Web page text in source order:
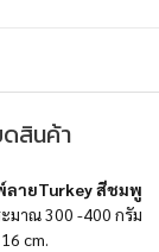
ดสินค้า
ายTurkey สีชมพู
มาณ 300 -400 กรัม
cm.